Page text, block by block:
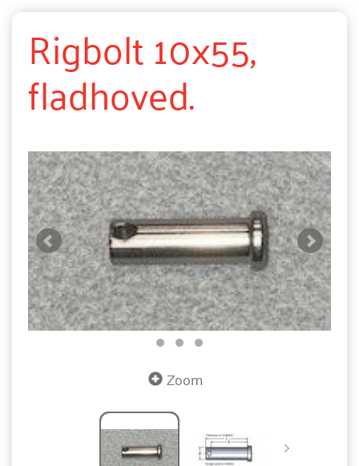
Rigbolt 10x55,
fladhoved.
Zoom